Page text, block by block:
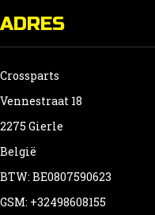
ADRES
Crossparts
Vennestraat 18
2275 Gierle
België
BTW: BE0807590623
GSM: +32498608155